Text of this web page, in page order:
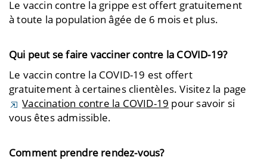
Le vaccin contre la grippe est offert gratuitement
à toute la population âgée de 6 mois et plus.
Qui peut se faire vacciner contre la COVID-19?
Le vaccin contre la COVID-19 est offert
gratuitement à certaines clientèles. Visitez la page
Vaccination contre la COVID-19 pour savoir si
vous êtes admissible.
Comment prendre rendez-vous?